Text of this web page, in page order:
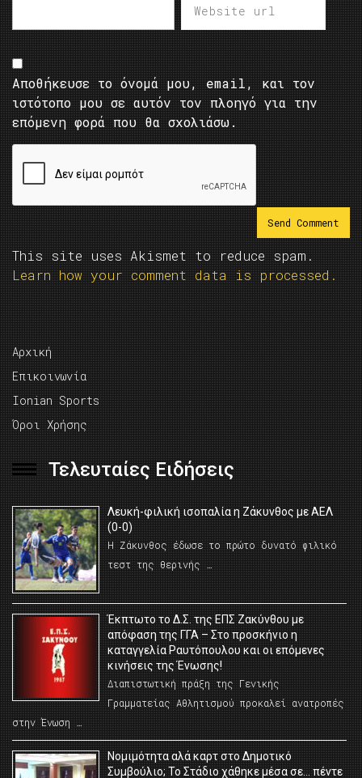
Αποθήκευσε το όνομά μου, email, και τον
ιστότοπο μου σε αυτόν τον πλοηγό για την
επόμενη φορά που θα σχολιάσω.
This site uses Akismet to reduce spam.
Learn how your comment data is processed.
Αρχική
Επικοινωνία
Ionian Sports
Όροι Χρήσης
Τελευταίες Ειδήσεις
Λευκή-φιλική ισοπαλία η Ζάκυνθος με ΑΕΛ
(0-0)
Η Ζάκυνθος έδωσε το πρώτο δυνατό φιλικό
τεστ της θερινής …
Έκπτωτο το Δ.Σ. της ΕΠΣ Ζακύνθου με
απόφαση της ΓΓΑ – Στο προσκήνιο η
καταγγελία Ραυτόπουλου και οι επόμενες
κινήσεις της Ένωσης!
Διαπιστωτική πράξη της Γενικής
Γραμματείας Αθλητισμού προκαλεί ανατροπές
στην Ένωση …
Νομιμότητα αλά καρτ στο Δημοτικό
Συμβούλιο; Το Στάδιο χάθηκε μέσα σε… πέντε